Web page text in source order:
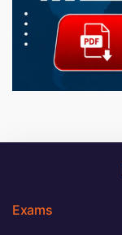
Exams